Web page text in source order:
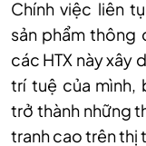
Chính việc liên
sản phẩm thông
các HTX này xây
trí tuệ của mình,
trở thành những
tranh cao trên thị